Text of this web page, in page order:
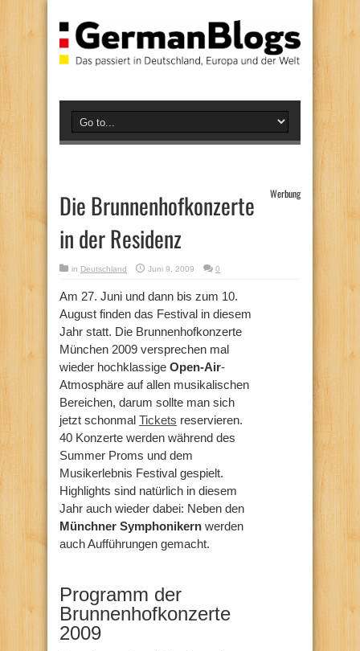
Die Brunnenhofkonzerte
in der Residenz
Werbung
in Deutschland Juni 9, 2009 0
Am 27. Juni und dann bis zum 10.
August finden das Festival in diesem
Jahr statt. Die Brunnenhofkonzerte
München 2009 versprechen mal
wieder hochklassige Open-Air-
Atmosphäre auf allen musikalischen
Bereichen, darum sollte man sich
jetzt schonmal Tickets reservieren.
40 Konzerte werden während des
Summer Proms und dem
Musikerlebnis Festival gespielt.
Highlights sind natürlich in diesem
Jahr auch wieder dabei: Neben den
Münchner Symphonikern werden
auch Aufführungen gemacht.
Programm der
Brunnenhofkonzerte
2009